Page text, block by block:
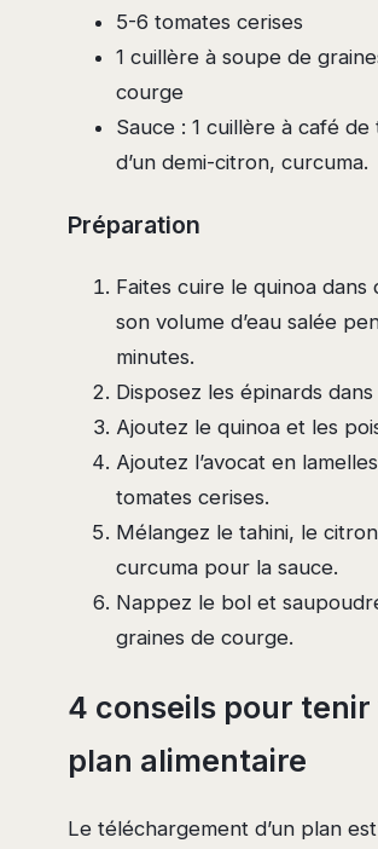
5-6 tomates cerises
1 cuillère à soupe de
courge
Sauce : 1 cuillère à café de
d’un demi-citron, curcuma.
Préparation
Faites cuire le quinoa dans
son volume d’eau salée
minutes.
Disposez les épinards
Ajoutez le quinoa et les
Ajoutez l’avocat en
tomates cerises.
Mélangez le tahini, le
curcuma pour la sauce.
Nappez le bol et
graines de courge.
4 conseils pour
plan alimentaire
Le téléchargement d’un plan